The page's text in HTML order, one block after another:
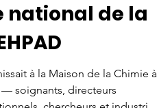
national de la
à la Maison de la Chimie à
— soignants, directeurs